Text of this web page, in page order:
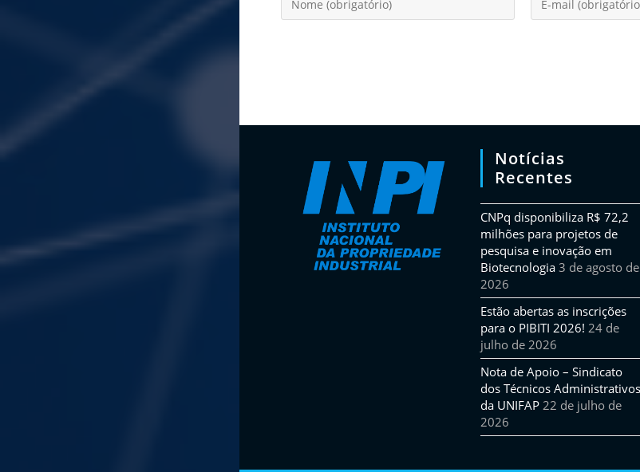
Notícias
Recentes
CNPq disponibiliza R$ 72,2
milhões para projetos de
pesquisa e inovação em
Biotecnologia 3 de agosto de
2026
Estão abertas as inscrições
para o PIBITI 2026! 24 de
julho de 2026
Nota de Apoio – Sindicato
dos Técnicos Administrativos
da UNIFAP 22 de julho de
2026